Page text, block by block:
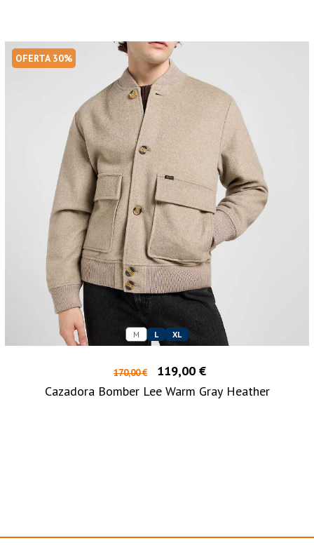
OFERTA 30%
M L XL
170,00 €
119,00 €
Cazadora Bomber Lee Warm Gray Heather